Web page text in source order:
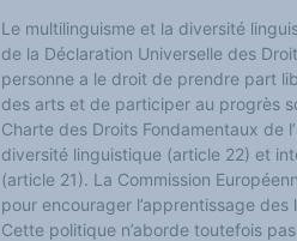
Le multilinguisme et la diversité
de la Déclaration Universelle des
personne a le droit de prendre part
des arts et de participer au progrès
Charte des Droits Fondamentaux de
diversité linguistique (article 22) et
(article 21). La Commission
pour encourager l’apprentissage
Cette politique n’aborde toutefois